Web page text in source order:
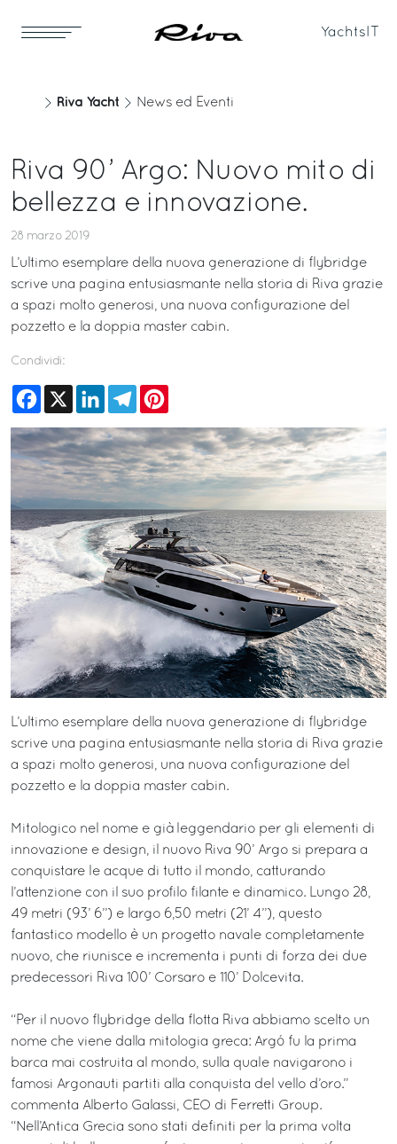
Yachts
Riva Yacht News ed Eventi
Riva 90’ Argo: Nuovo mito di
bellezza e innovazione.
28 marzo 2019
L’ultimo esemplare della nuova generazione di flybridge
scrive una pagina entusiasmante nella storia di Riva grazie
a spazi molto generosi, una nuova configurazione del
pozzetto e la doppia master cabin.
Condividi:
Facebook
X LinkedInTelegram
L’ultimo esemplare della nuova generazione di flybridge
scrive una pagina entusiasmante nella storia di Riva grazie
a spazi molto generosi, una nuova configurazione del
pozzetto e la doppia master cabin.
Mitologico nel nome e già leggendario per gli elementi di
innovazione e design, il nuovo Riva 90’ Argo si prepara a
conquistare le acque di tutto il mondo, catturando
l’attenzione con il suo profilo filante e dinamico. Lungo 28,
49 metri (93’ 6’’) e largo 6,50 metri (21’ 4’’), questo
fantastico modello è un progetto navale completamente
nuovo, che riunisce e incrementa i punti di forza dei due
predecessori Riva 100’ Corsaro e 110’ Dolcevita.
“Per il nuovo flybridge della flotta Riva abbiamo scelto un
nome che viene dalla mitologia greca: Argó fu la prima
barca mai costruita al mondo, sulla quale navigarono i
famosi Argonauti partiti alla conquista del vello d’oro.”
commenta Alberto Galassi, CEO di Ferretti Group.
“Nell’Antica Grecia sono stati definiti per la prima volta